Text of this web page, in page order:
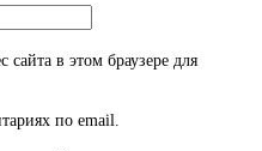
в этом браузере для
по email.